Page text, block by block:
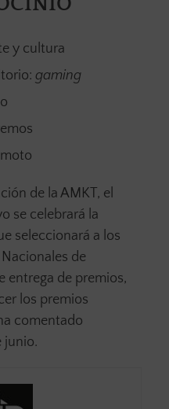
y cultura
gaming
de la AMKT, el
se celebrará la
seleccionará a los
de
entrega de premios,
los premios
comentado
junio.